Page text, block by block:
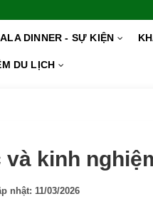
DINNER - SỰ KIỆN
DU LỊCH
kinh
nhật: 11/03/2026